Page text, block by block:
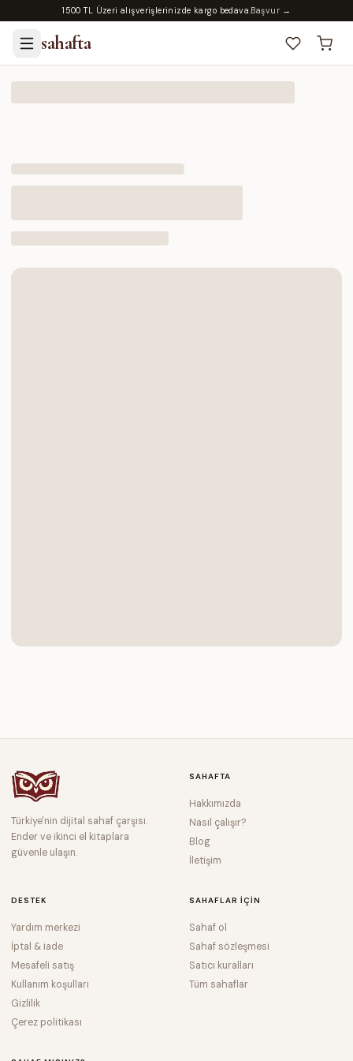
1500 TL Üzeri alışverişlerinizde kargo bedava.Başvur →
sahafta
Türkiye'nin dijital sahaf çarşısı.
Ender ve ikinci el kitaplara
güvenle ulaşın.
SAHAFTA
Hakkımızda
Nasıl çalışır?
Blog
İletişim
DESTEK
Yardım merkezi
İptal & iade
Mesafeli satış
Kullanım koşulları
Gizlilik
Çerez politikası
SAHAFLAR IÇIN
Sahaf ol
Sahaf sözleşmesi
Satıcı kuralları
Tüm sahaflar